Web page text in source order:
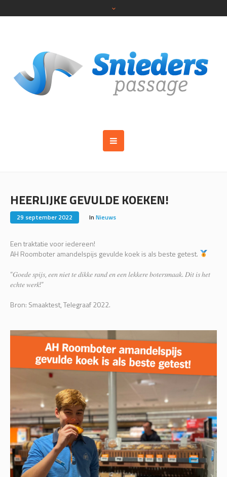
HEERLIJKE GEVULDE KOEKEN!
29 september 2022 In Nieuws
Een traktatie voor iedereen!
AH Roomboter amandelspijs gevulde koek is als beste getest.
“𝐺𝑜𝑒𝑑𝑒 𝑠𝑝𝑖𝑗𝑠, 𝑒𝑒𝑛 𝑛𝑖𝑒𝑡 𝑡𝑒 𝑑𝑖𝑘𝑘𝑒 𝑟𝑎𝑛𝑑 𝑒𝑛 𝑒𝑒𝑛 𝑙𝑒𝑘𝑘𝑒𝑟𝑒 𝑏𝑜𝑡𝑒𝑟𝑠𝑚𝑎𝑎𝑘. 𝐷𝑖𝑡 𝑖𝑠 ℎ𝑒𝑡
𝑒𝑐ℎ𝑡𝑒 𝑤𝑒𝑟𝑘!”
Bron: Smaaktest, Telegraaf 2022.